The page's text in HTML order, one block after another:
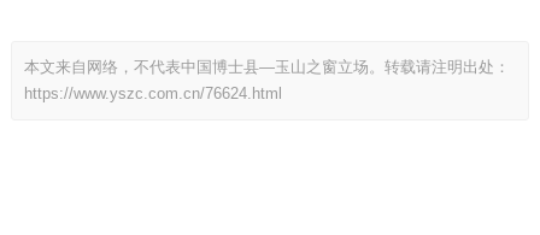
本文来自网络，不代表中国博士县—玉山之窗立场。转载请注明出处：
https://www.yszc.com.cn/76624.html